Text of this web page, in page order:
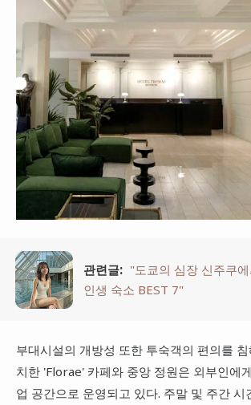
관련글: "도쿄의 심장 신주쿠
인생 숙소 BEST 7"
부대시설의 개방성 또한 투숙객의 편의를
치한 'Florae' 카페와 중앙 정원은 외부인에
업 공간으로 운영되고 있다. 주말 및 주간 시